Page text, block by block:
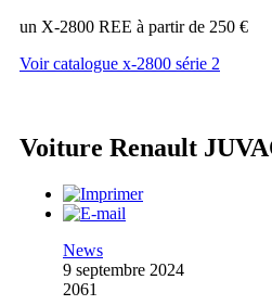
un X-2800 REE à partir de 250 €
Voir catalogue x-2800 série 2
Voiture Renault
News
9 septembre 2024
2061